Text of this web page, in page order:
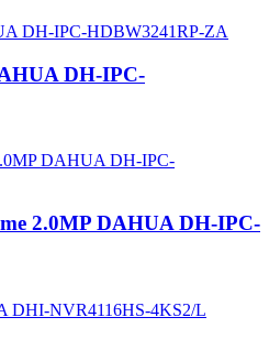
DH-IPC-
2.0MP DAHUA DH-IPC-